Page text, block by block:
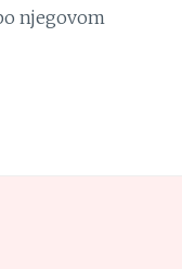
njegovom